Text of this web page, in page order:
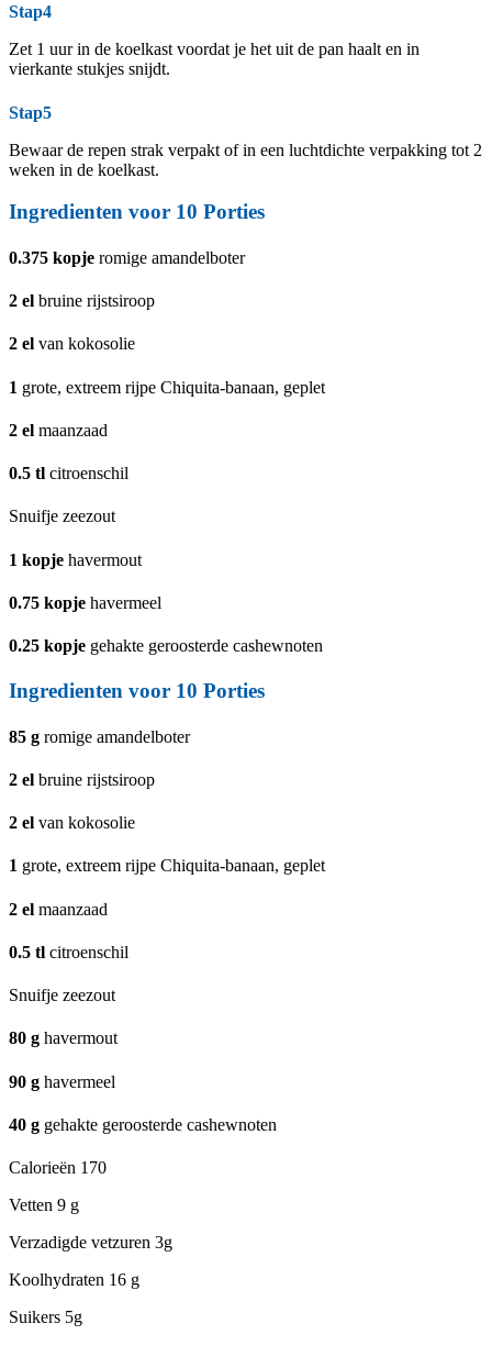
Stap4
Zet 1 uur in de koelkast voordat je het uit de pan haalt en in
vierkante stukjes snijdt.
Stap5
Bewaar de repen strak verpakt of in een luchtdichte verpakking tot 2
weken in de koelkast.
Ingredienten voor 10 Porties
0.375 kopje romige amandelboter
2 el bruine rijstsiroop
2 el van kokosolie
1 grote, extreem rijpe Chiquita-banaan, geplet
2 el maanzaad
0.5 tl citroenschil
Snuifje zeezout
1 kopje havermout
0.75 kopje havermeel
0.25 kopje gehakte geroosterde cashewnoten
Ingredienten voor 10 Porties
85 g romige amandelboter
2 el bruine rijstsiroop
2 el van kokosolie
1 grote, extreem rijpe Chiquita-banaan, geplet
2 el maanzaad
0.5 tl citroenschil
Snuifje zeezout
80 g havermout
90 g havermeel
40 g gehakte geroosterde cashewnoten
Calorieën 170
Vetten 9 g
Verzadigde vetzuren 3g
Koolhydraten 16 g
Suikers 5g